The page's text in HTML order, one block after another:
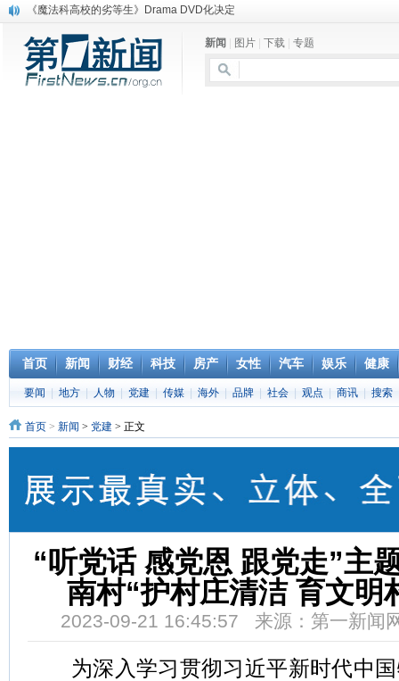
《魔法科高校的劣等生》Drama DVD化决定
消息称刘强东要求京东商城明年扭亏为盈
保健品也能吃出一身病? 康宝莱员工自揭多项家丑
煤价"跳水"电企利润"蹦高" 电煤联动亟待完善
新闻 图片 下载 专题
首页 新闻 财经 科技 房产 女性 汽车 娱乐 健康
要闻 地方 人物 党建 传媒 海外 品牌 社会 观点 商讯 搜索
首页 > 新闻 > 党建 > 正文
“听党话 感党恩 跟党走”
南村“护村庄清洁 育文明
2023-09-21 16:45:57 来源：第一新闻
为深入学习贯彻习近平新时代中国